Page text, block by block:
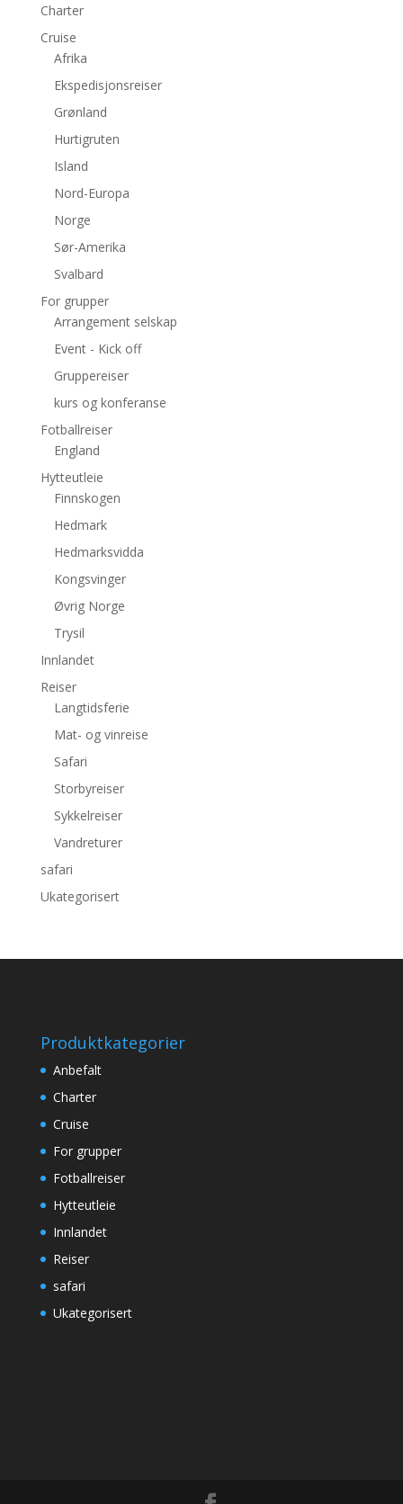
Charter
Cruise
Afrika
Ekspedisjonsreiser
Grønland
Hurtigruten
Island
Nord-Europa
Norge
Sør-Amerika
Svalbard
For grupper
Arrangement selskap
Event - Kick off
Gruppereiser
kurs og konferanse
Fotballreiser
England
Hytteutleie
Finnskogen
Hedmark
Hedmarksvidda
Kongsvinger
Øvrig Norge
Trysil
Innlandet
Reiser
Langtidsferie
Mat- og vinreise
Safari
Storbyreiser
Sykkelreiser
Vandreturer
safari
Ukategorisert
Produktkategorier
Anbefalt
Charter
Cruise
For grupper
Fotballreiser
Hytteutleie
Innlandet
Reiser
safari
Ukategorisert